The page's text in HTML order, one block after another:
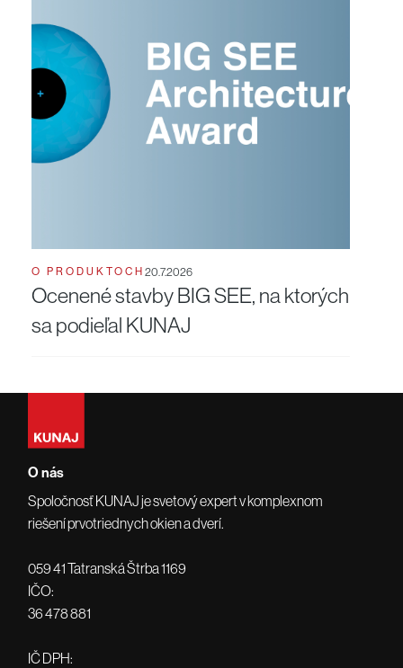
O PRODUKTOCH20.7.2026
Ocenené stavby BIG SEE, na ktorých
sa podieľal KUNAJ
O nás
Spoločnosť KUNAJ je svetový expert v komplexnom
riešení prvotriednych okien a dverí.
059 41 Tatranská Štrba 1169
IČO:
36 478 881
IČ DPH: